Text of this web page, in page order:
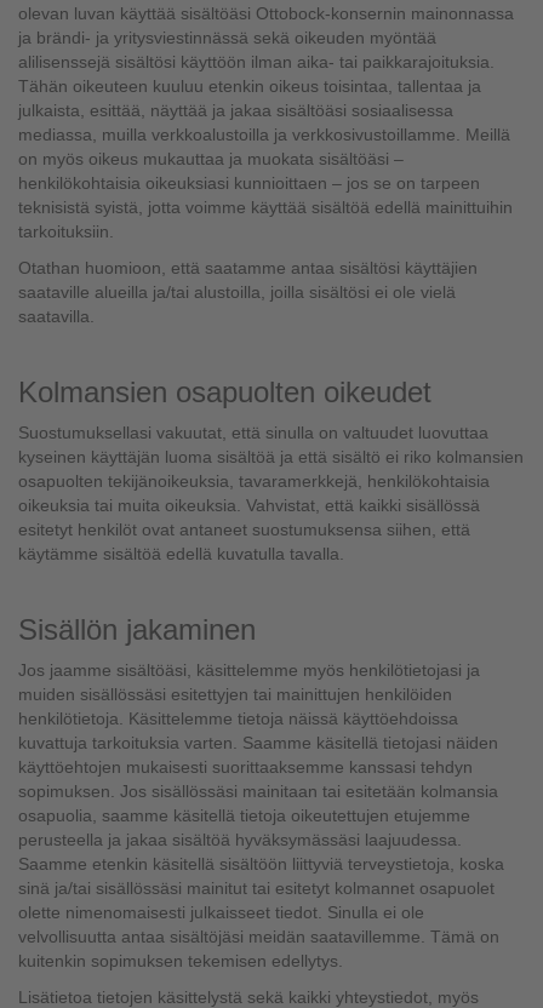
olevan luvan käyttää sisältöäsi Ottobock-konsernin mainonnassa
ja brändi- ja yritysviestinnässä sekä oikeuden myöntää
alilisenssejä sisältösi käyttöön ilman aika- tai paikkarajoituksia.
Tähän oikeuteen kuuluu etenkin oikeus toisintaa, tallentaa ja
julkaista, esittää, näyttää ja jakaa sisältöäsi sosiaalisessa
mediassa, muilla verkkoalustoilla ja verkkosivustoillamme. Meillä
on myös oikeus mukauttaa ja muokata sisältöäsi –
henkilökohtaisia oikeuksiasi kunnioittaen – jos se on tarpeen
teknisistä syistä, jotta voimme käyttää sisältöä edellä mainittuihin
tarkoituksiin.
Otathan huomioon, että saatamme antaa sisältösi käyttäjien
saataville alueilla ja/tai alustoilla, joilla sisältösi ei ole vielä
saatavilla.
Kolmansien osapuolten oikeudet
Suostumuksellasi vakuutat, että sinulla on valtuudet luovuttaa
kyseinen käyttäjän luoma sisältöä ja että sisältö ei riko kolmansien
osapuolten tekijänoikeuksia, tavaramerkkejä, henkilökohtaisia
oikeuksia tai muita oikeuksia. Vahvistat, että kaikki sisällössä
esitetyt henkilöt ovat antaneet suostumuksensa siihen, että
käytämme sisältöä edellä kuvatulla tavalla.
Sisällön jakaminen
Jos jaamme sisältöäsi, käsittelemme myös henkilötietojasi ja
muiden sisällössäsi esitettyjen tai mainittujen henkilöiden
henkilötietoja. Käsittelemme tietoja näissä käyttöehdoissa
kuvattuja tarkoituksia varten. Saamme käsitellä tietojasi näiden
käyttöehtojen mukaisesti suorittaaksemme kanssasi tehdyn
sopimuksen. Jos sisällössäsi mainitaan tai esitetään kolmansia
osapuolia, saamme käsitellä tietoja oikeutettujen etujemme
perusteella ja jakaa sisältöä hyväksymässäsi laajuudessa.
Saamme etenkin käsitellä sisältöön liittyviä terveystietoja, koska
sinä ja/tai sisällössäsi mainitut tai esitetyt kolmannet osapuolet
olette nimenomaisesti julkaisseet tiedot. Sinulla ei ole
velvollisuutta antaa sisältöjäsi meidän saatavillemme. Tämä on
kuitenkin sopimuksen tekemisen edellytys.
Lisätietoa tietojen käsittelystä sekä kaikki yhteystiedot, myös